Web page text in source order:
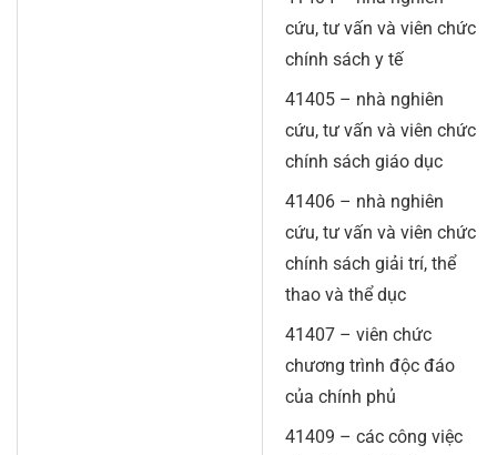
cứu, tư vấn và viên chức
chính sách y tế
41405 – nhà nghiên
cứu, tư vấn và viên chức
chính sách giáo dục
41406 – nhà nghiên
cứu, tư vấn và viên chức
chính sách giải trí, thể
thao và thể dục
41407 – viên chức
chương trình độc đáo
của chính phủ
41409 – các công việc